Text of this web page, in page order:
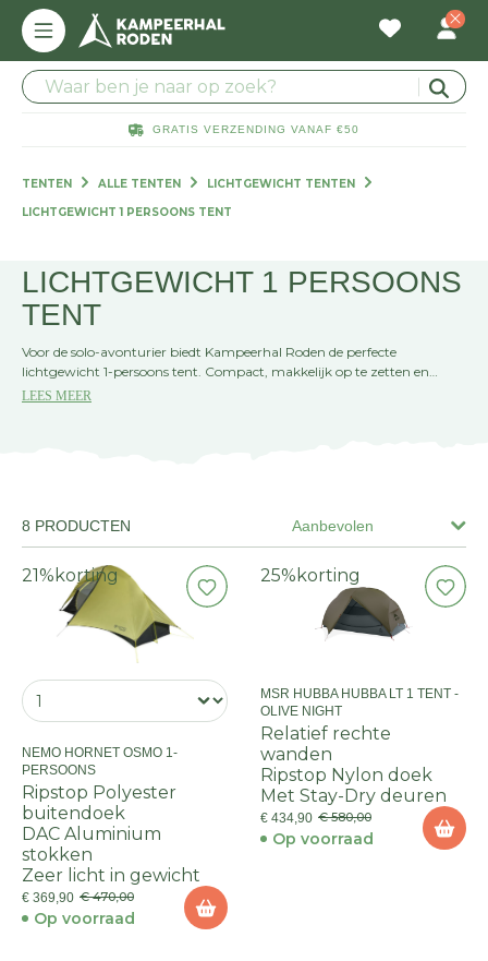
GRATIS VERZENDING VANAF €50
TENTEN ALLE TENTEN
LICHTGEWICHT TENTEN
LICHTGEWICHT 1 PERSOONS TENT
LICHTGEWICHT 1 PERSOONS
TENT
Voor de solo-avonturier biedt Kampeerhal Roden de perfecte
lichtgewicht 1-persoons tent. Compact, makkelijk op te zetten en
ideaal voor een rustige nacht in de natuur. Geniet van een
LEES MEER
Aanbevolen
8 PRODUCTEN
21% korting
NEMO HORNET OSMO 1-
PERSOONS
Ripstop Polyester
buitendoek
DAC Aluminium
stokken
Zeer licht in gewicht
€ 369,90 € 470,00
Op voorraad
25% korting
MSR HUBBA HUBBA LT 1 TENT -
OLIVE NIGHT
Relatief rechte
wanden
Ripstop Nylon doek
Met Stay-Dry deuren
€ 434,90 € 580,00
Op voorraad